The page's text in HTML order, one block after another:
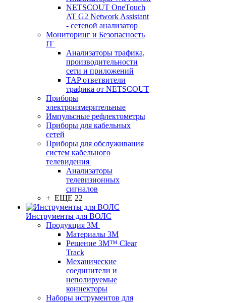
NETSCOUT OneTouch
AT G2 Network Assistant
- сетевой анализатор
Мониторинг и Безопасность
IT
Анализаторы трафика,
производительности
сети и приложений
TAP ответвители
трафика от NETSCOUT
Приборы
электроизмерительные
Импульсные рефлектометры
Приборы для кабельных
сетей
Приборы для обслуживания
систем кабельного
телевидения
Анализаторы
телевизионных
сигналов
+ ЕЩЕ 22
Инструменты для ВОЛС
Продукция 3M
Материалы 3М
Решение 3M™ Clear
Track
Механические
соединители и
неполируемые
коннекторы
Наборы иструментов для